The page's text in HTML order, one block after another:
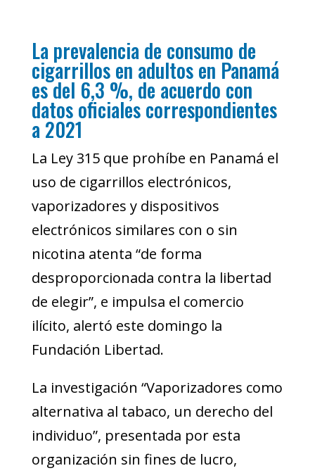
La prevalencia de consumo de
cigarrillos en adultos en Panamá
es del 6,3 %, de acuerdo con
datos oficiales correspondientes
a 2021
La Ley 315 que prohíbe en Panamá el
uso de cigarrillos electrónicos,
vaporizadores y dispositivos
electrónicos similares con o sin
nicotina atenta “de forma
desproporcionada contra la libertad
de elegir”, e impulsa el comercio
ilícito, alertó este domingo la
Fundación Libertad.
La investigación “Vaporizadores como
alternativa al tabaco, un derecho del
individuo”, presentada por esta
organización sin fines de lucro,